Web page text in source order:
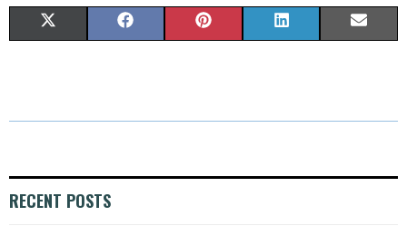
W E T K I
RECENT POSTS